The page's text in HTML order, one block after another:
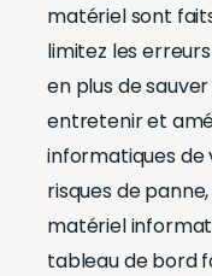
matériel sont
limitez les
en plus de
entretenir et
informatiques de
risques de
matériel
tableau de bord